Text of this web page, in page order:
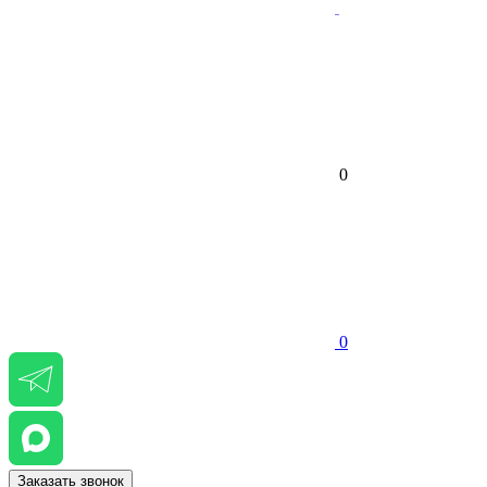
0
0
Заказать звонок